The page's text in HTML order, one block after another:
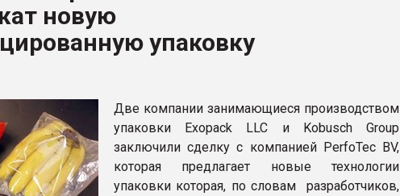
новую
упаковку
Две компании занимающиеся производством
упаковки Exopack LLC и Kobusch Group
заключили сделку с компанией PerfoTec BV,
которая предлагает новые технологии
упаковки которая, по словам разработчиков,